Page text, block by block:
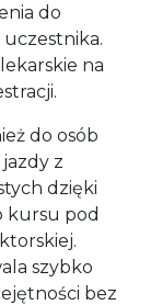
do
na
do osób
z
dzięki
kursu pod
szybko
bez